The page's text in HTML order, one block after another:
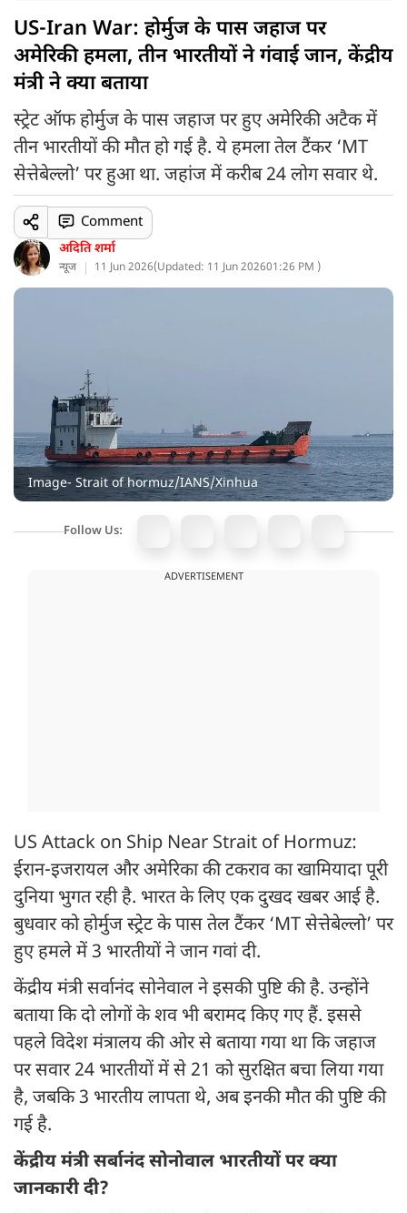
US-Iran War: होर्मुज के पास जहाज पर
अमेरिकी हमला, तीन भारतीयों ने गंवाई जान, केंद्रीय
मंत्री ने क्या बताया
स्ट्रेट ऑफ होर्मुज के पास जहाज पर हुए अमेरिकी अटैक में
तीन भारतीयों की मौत हो गई है. ये हमला तेल टैंकर ‘MT
सेत्तेबेल्लो’ पर हुआ था. जहांज में करीब 24 लोग सवार थे.
अदिति शर्मा
न्यूज 11 Jun 2026(Updated: 11 Jun 202601:26 PM )
Comment
Image- Strait of hormuz/IANS/Xinhua
Follow Us:
ADVERTISEMENT
US Attack on Ship Near Strait of Hormuz:
ईरान-इजरायल और अमेरिका की टकराव का खामियादा पूरी
दुनिया भुगत रही है. भारत के लिए एक दुखद खबर आई है.
बुधवार को होर्मुज स्ट्रेट के पास तेल टैंकर ‘MT सेत्तेबेल्लो’ पर
हुए हमले में 3 भारतीयों ने जान गवां दी.
केंद्रीय मंत्री सर्वानंद सोनेवाल ने इसकी पुष्टि की है. उन्होंने
बताया कि दो लोगों के शव भी बरामद किए गए हैं. इससे
पहले विदेश मंत्रालय की ओर से बताया गया था कि जहाज
पर सवार 24 भारतीयों में से 21 को सुरक्षित बचा लिया गया
है, जबकि 3 भारतीय लापता थे, अब इनकी मौत की पुष्टि की
गई है.
केंद्रीय मंत्री सर्बानंद सोनोवाल भारतीयों पर क्या
जानकारी दी?